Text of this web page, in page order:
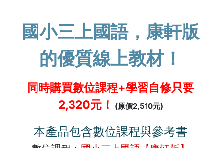
國小三上國語，康軒版
的優質線上教材！
同時購買數位課程+學習自修只要
2,320元！
(原價2,510元)
本產品包含數位課程與參考書